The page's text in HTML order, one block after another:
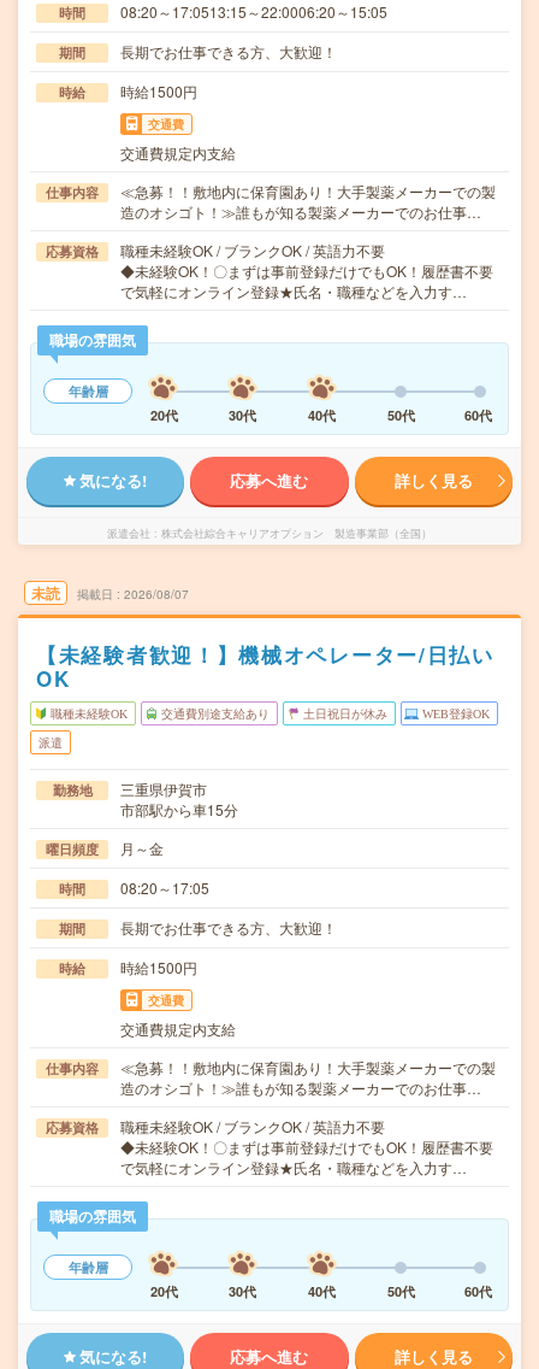
時間 08:20～17:0513:15～22:0006:20～15:05
期間 長期でお仕事できる方、大歓迎！
時給 時給1500円
交通費
交通費規定内支給
仕事内容
≪急募！！敷地内に保育園あり！大手製薬メーカーでの製
造のオシゴト！≫誰もが知る製薬メーカーでのお仕事…
応募資格
職種未経験OK / ブランクOK / 英語力不要
◆未経験OK！〇まずは事前登録だけでもOK！履歴書不要
で気軽にオンライン登録★氏名・職種などを入力す…
職場の雰囲気
年齢層
20代
30代 40代 50代 60代
気になる! 応募へ進む 詳しく見る
派遣会社 株式会社綜合キャリアオプション 製造事業部（全国）
未読 掲載日 2026/08/07
【未経験者歓迎！】機械オペレーター/日払い
OK
職種未経験OK 交通費別途支給あり 土日祝日が休み WEB登録OK
派遣
勤務地
三重県伊賀市
市部駅から車15分
曜日頻度 月～金
時間 08:20～17:05
期間 長期でお仕事できる方、大歓迎！
時給 時給1500円
交通費
交通費規定内支給
仕事内容
≪急募！！敷地内に保育園あり！大手製薬メーカーでの製
造のオシゴト！≫誰もが知る製薬メーカーでのお仕事…
応募資格
職種未経験OK / ブランクOK / 英語力不要
◆未経験OK！〇まずは事前登録だけでもOK！履歴書不要
で気軽にオンライン登録★氏名・職種などを入力す…
職場の雰囲気
年齢層
20代
30代 40代 50代 60代
気になる! 応募へ進む 詳しく見る